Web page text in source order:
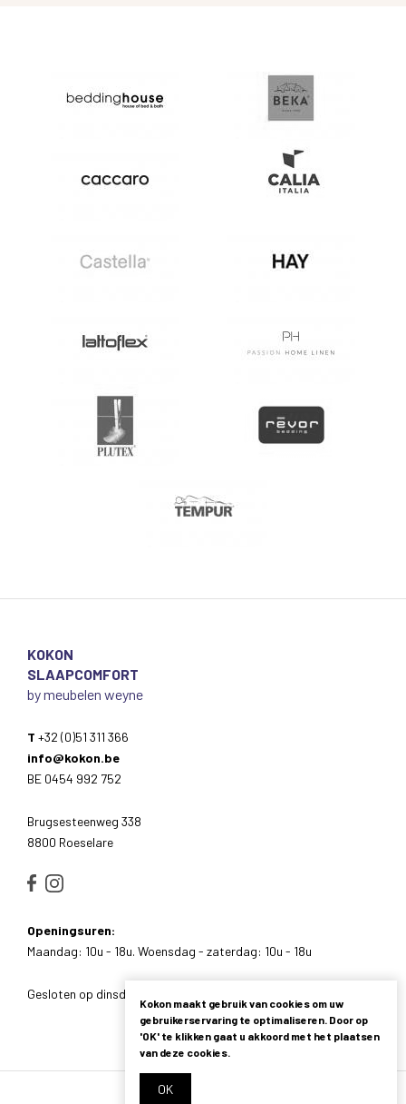
KOKON
SLAAPCOMFORT
by meubelen weyne
T +32 (0)51 311 366
info@kokon.be
BE 0454 992 752
Brugsesteenweg 338
8800 Roeselare
Openingsuren:
Maandag: 10u - 18u. Woensdag - zaterdag: 10u - 18u
Gesloten op dinsdag, zondag en feestdagen.
Kokon maakt gebruik van cookies om uw
gebruikerservaring te optimaliseren. Door op
'OK' te klikken gaat u akkoord met het plaatsen
van deze cookies.
OK